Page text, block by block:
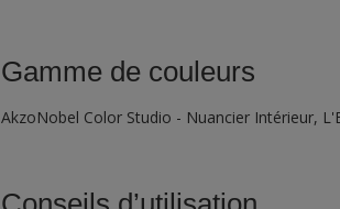
Gamme de couleurs
AkzoNobel Color Studio - Nuancier Intérieur,